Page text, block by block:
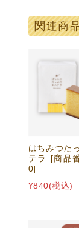
関連商
はちみつた
テラ [商品
0]
¥840(税込)